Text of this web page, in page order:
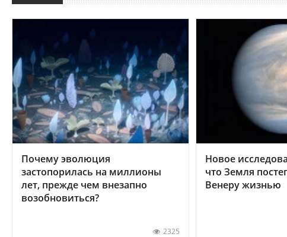
Почему эволюция
застопорилась на миллионы
лет, прежде чем внезапно
возобновиться?
2325
Новое
что Земля
Венеру жизнью